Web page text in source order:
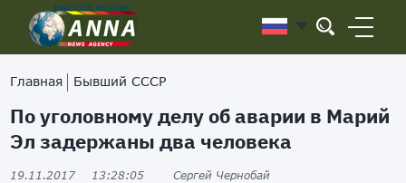
Главная Бывший СССР
По уголовному делу об аварии в Марий
Эл задержаны два человека
19.11.2017 13:28:05 Сергей Чернобай